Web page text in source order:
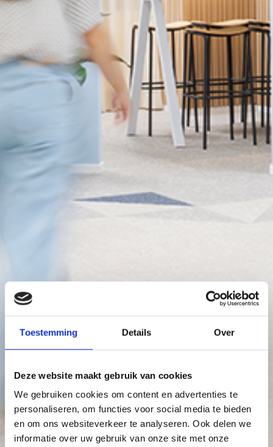
Toestemming Details Over
Deze website maakt gebruik van cookies
We gebruiken cookies om content en advertenties te
personaliseren, om functies voor social media te bieden
en om ons websiteverkeer te analyseren. Ook delen we
informatie over uw gebruik van onze site met onze